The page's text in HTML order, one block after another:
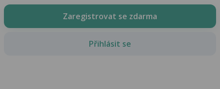
Zaregistrovat se zdarma
Přihlásit se